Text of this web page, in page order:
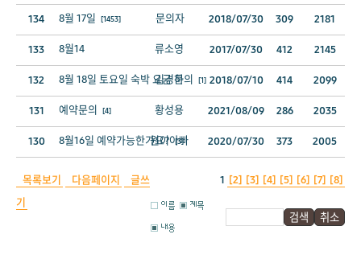
134 8월 17일 [1453] 문의자 2018/07/30 309 2181
133 8월14 류소영 2017/07/30 412 2145
132 8월 18일 토요일 숙박 요금 문의 [1]
김경하 2018/07/10 414 2099
131 예약문의 [4] 황성용 2021/08/09 286 2035
130 8월16일 예약가능한가요? [3]
원이아빠 2020/07/30 373 2005
목록보기 다음페이지
글쓰
기
1 [2] [3] [4] [5] [6] [7] [8]